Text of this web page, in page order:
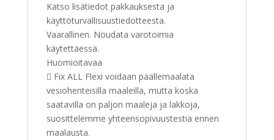
Katso lisätiedot pakkauksesta ja
käyttöturvallisuustiedotteesta.
Vaarallinen. Noudata varotoimia
käytettäessä.
Huomioitavaa
 Fix ALL Flexi voidaan päällemaalata
vesiohenteisilla maaleilla, mutta koska
saatavilla on paljon maaleja ja lakkoja,
suosittelemme yhteensopivuustestiä ennen
maalausta.